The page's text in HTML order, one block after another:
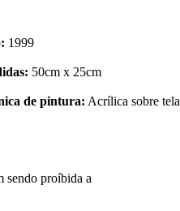
1999
50cm x 25cm
de pintura: Acrílica sobre tela
sendo proíbida a